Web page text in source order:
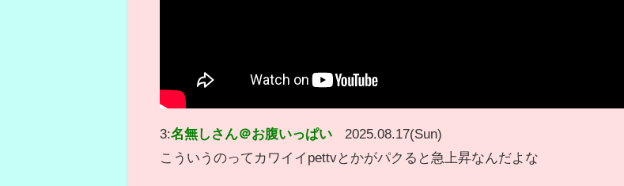
3:名無しさん＠お腹いっぱい
2025.08.17(Sun)
こういうのってカワイイpettvとかがパクると急上昇なんだよな